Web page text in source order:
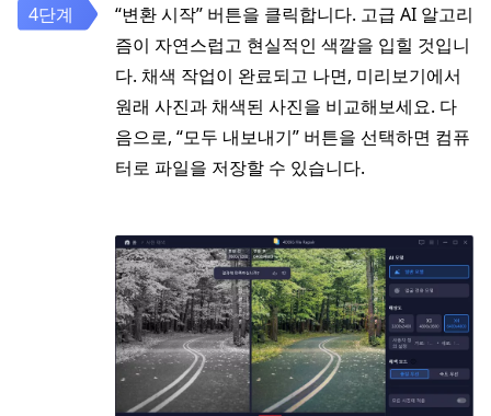
“변환 시작” 버튼을 클릭합니다. 고급 AI 알고리
즘이 자연스럽고 현실적인 색깔을 입힐 것입니
다. 채색 작업이 완료되고 나면, 미리보기에서
원래 사진과 채색된 사진을 비교해보세요. 다
음으로, “모두 내보내기” 버튼을 선택하면 컴퓨
터로 파일을 저장할 수 있습니다.